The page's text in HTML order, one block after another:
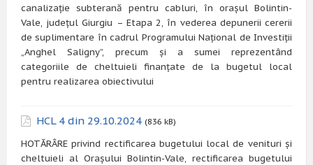
canalizație subterană pentru cabluri, în orașul Bolintin-
Vale, județul Giurgiu – Etapa 2, în vederea depunerii cererii
de suplimentare în cadrul Programului Național de Investiții
„Anghel Saligny”, precum și a sumei reprezentând
categoriile de cheltuieli finanțate de la bugetul local
pentru realizarea obiectivului
HCL 4 din 29.10.2024 (836 kB)
HOTĂRÂRE privind rectificarea bugetului local de venituri și
cheltuieli al Orașului Bolintin-Vale, rectificarea bugetului